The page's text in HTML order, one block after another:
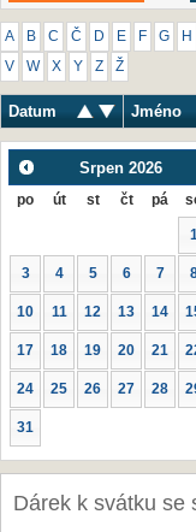
A B C Č D E F G H
V W X Y Z Ž
Datum Jméno
Srpen 2026
po út st čt pá
1
3 4 5 6 7
10 11 12 13 14
17 18 19 20 21
24 25 26 27 28
31
Dárek k svátku se